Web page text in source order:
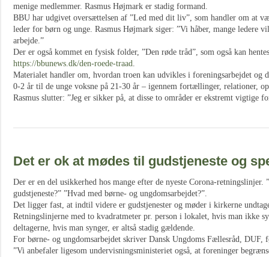
menige medlemmer. Rasmus Højmark er stadig formand.
BBU har udgivet oversættelsen af ”Led med dit liv”, som handler om at
leder for børn og unge. Rasmus Højmark siger: ”Vi håber, mange ledere
arbejde.”
Der er også kommet en fysisk folder, ”Den røde tråd”, som også kan
https://bbunews.dk/den-roede-traad.
Materialet handler om, hvordan troen kan udvikles i foreningsarbejdet og
0-2 år til de unge voksne på 21-30 år – igennem fortællinger, relationer,
Rasmus slutter: ”Jeg er sikker på, at disse to områder er ekstremt vigtige
Det er ok at mødes til gudstjeneste og
Der er en del usikkerhed hos mange efter de nyeste Corona-
gudstjeneste?” ”Hvad med børne- og ungdomsarbejdet?”.
Det ligger fast, at indtil videre er gudstjenester og møder i kirkerne
Retningslinjerne med to kvadratmeter pr. person i lokalet, hvis man ikke
deltagerne, hvis man synger, er altså stadig gældende.
For børne- og ungdomsarbejdet skriver Dansk Ungdoms Fællesråd, DUF,
”Vi anbefaler ligesom undervisningsministeriet også, at foreninger